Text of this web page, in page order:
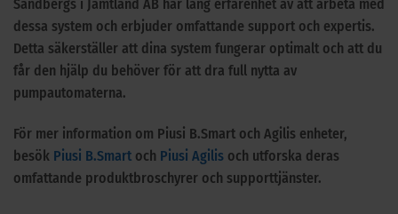
Sandbergs i Jämtland AB har lång erfarenhet av att arbeta med
dessa system och erbjuder omfattande support och expertis.
Detta säkerställer att dina system fungerar optimalt och att du
får den hjälp du behöver för att dra full nytta av
pumpautomaterna.
För mer information om Piusi B.Smart och Agilis enheter,
besök Piusi B.Smart och Piusi Agilis och utforska deras
omfattande produktbroschyrer och supporttjänster.